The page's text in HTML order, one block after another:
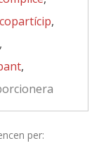
copartícip,
,
,
per: